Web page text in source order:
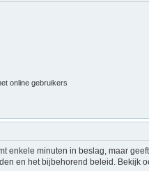
online gebruikers
enkele minuten in beslag, maar
en het bijbehorend beleid. Bekijk